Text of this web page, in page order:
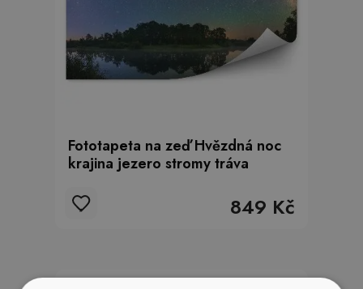
Fototapeta na zeď Hvězdná noc
krajina jezero stromy tráva
849 Kč